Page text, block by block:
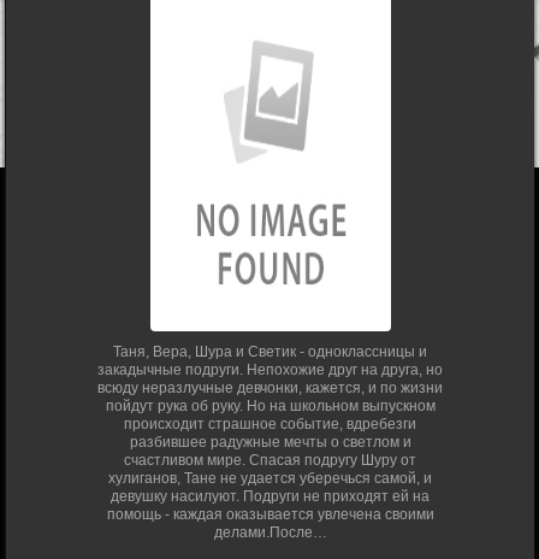
Таня, Вера, Шура и Светик - одноклассницы и
закадычные подруги. Непохожие друг на друга, но
всюду неразлучные девчонки, кажется, и по жизни
пойдут рука об руку. Но на школьном выпускном
происходит страшное событие, вдребезги
разбившее радужные мечты о светлом и
счастливом мире. Спасая подругу Шуру от
хулиганов, Тане не удается уберечься самой, и
девушку насилуют. Подруги не приходят ей на
помощь - каждая оказывается увлечена своими
делами.После…